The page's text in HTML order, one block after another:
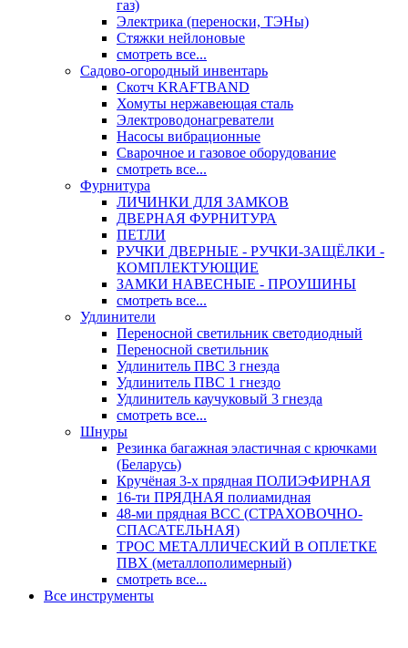
газ)
Электрика (переноски, ТЭНы)
Стяжки нейлоновые
смотреть все...
Садово-огородный инвентарь
Скотч KRAFTBAND
Хомуты нержавеющая сталь
Электроводонагреватели
Насосы вибрационные
Сварочное и газовое оборудование
смотреть все...
Фурнитура
ЛИЧИНКИ ДЛЯ ЗАМКОВ
ДВЕРНАЯ ФУРНИТУРА
ПЕТЛИ
РУЧКИ ДВЕРНЫЕ - РУЧКИ-ЗАЩЁЛКИ -
КОМПЛЕКТУЮЩИЕ
ЗАМКИ НАВЕСНЫЕ - ПРОУШИНЫ
смотреть все...
Удлинители
Переносной светильник светодиодный
Переносной светильник
Удлинитель ПВС 3 гнезда
Удлинитель ПВС 1 гнездо
Удлинитель каучуковый 3 гнезда
смотреть все...
Шнуры
Резинка багажная эластичная с крючками
(Беларусь)
Кручёная 3-х прядная ПОЛИЭФИРНАЯ
16-ти ПРЯДНАЯ полиамидная
48-ми прядная ВСС (СТРАХОВОЧНО-
СПАСАТЕЛЬНАЯ)
ТРОС МЕТАЛЛИЧЕСКИЙ В ОПЛЕТКЕ
ПВХ (металлополимерный)
смотреть все...
Все инструменты